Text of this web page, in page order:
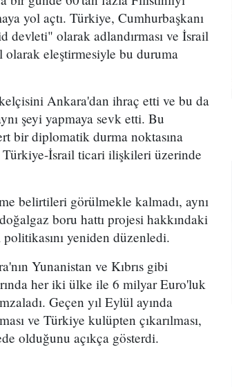
yol açtı. Türkiye, Cumhurbaşkanı
devleti" olarak adlandırması ve İsrail
olarak eleştirmesiyle bu duruma
Ankara'dan ihraç etti ve bu da
şeyi yapmaya sevk etti. Bu
bir diplomatik durma noktasına
İsrail ticari ilişkileri üzerinde
belirtileri görülmekle kalmadı, aynı
boru hattı projesi hakkındaki
yeniden düzenledi.
Yunanistan ve Kıbrıs gibi
her iki ülke ile 6 milyar Euro'luk
Geçen yıl Eylül ayında
ve Türkiye kulüpten çıkarılması,
olduğunu açıkça gösterdi.